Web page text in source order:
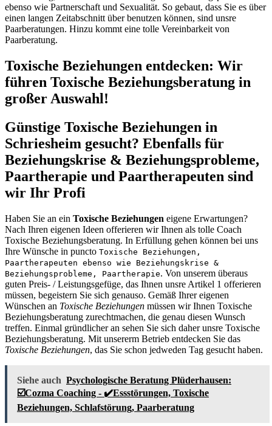
ebenso wie Partnerschaft und Sexualität. So gebaut, dass Sie es über
einen langen Zeitabschnitt über benutzen können, sind unsre
Paarberatungen. Hinzu kommt eine tolle Vereinbarkeit von
Paarberatung.
Toxische Beziehungen entdecken: Wir
führen Toxische Beziehungsberatung in
großer Auswahl!
Günstige Toxische Beziehungen in
Schriesheim gesucht? Ebenfalls für
Beziehungskrise & Beziehungsprobleme,
Paartherapie und Paartherapeuten sind
wir Ihr Profi
Haben Sie an ein Toxische Beziehungen eigene Erwartungen?
Nach Ihren eigenen Ideen offerieren wir Ihnen als tolle Coach
Toxische Beziehungsberatung. In Erfüllung gehen können bei uns
Ihre Wünsche in puncto Toxische Beziehungen,
Paartherapeuten ebenso wie Beziehungskrise &
Beziehungsprobleme, Paartherapie. Von unserem überaus
guten Preis- / Leistungsgefüge, das Ihnen unsre Artikel 1 offerieren
müssen, begeistern Sie sich genauso. Gemäß Ihrer eigenen
Wünschen an Toxische Beziehungen müssen wir Ihnen Toxische
Beziehungsberatung zurechtmachen, die genau diesen Wunsch
treffen. Einmal gründlicher an sehen Sie sich daher unsre Toxische
Beziehungsberatung. Mit unsererm Betrieb entdecken Sie das
Toxische Beziehungen, das Sie schon jedweden Tag gesucht haben.
Siehe auch Psychologische Beratung Plüderhausen:
☑️Cozma Coaching - ✔️Essstörungen, Toxische
Beziehungen, Schlafstörung, Paarberatung